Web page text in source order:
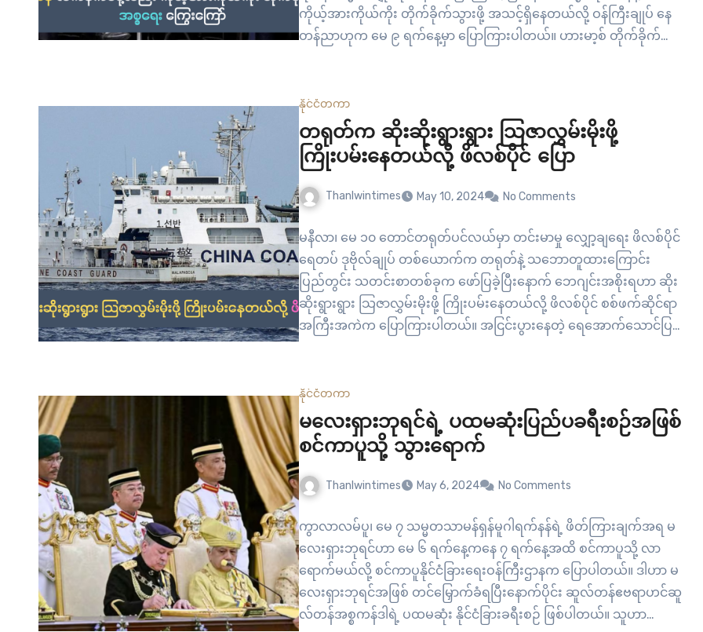
ကိုယ့်အားကိုယ်ကိုး တိုက်ခိုက်သွားဖို့ အသင့်ရှိနေတယ်လို့ ဝန်ကြီးချုပ် နေ
တန်ညာဟုက မေ ၉ ရက်နေ့မှာ ပြောကြားပါတယ်။ ဟားမာ့စ် တိုက်ခိုက်ရေး
နိုင်ငံတကာ
တရုတ်က ဆိုးဆိုးရွားရွား သြဇာလွှမ်းမိုးဖို့
ကြိုးပမ်းနေတယ်လို့ ဖိလစ်ပိုင် ပြော
Thanlwintimes May 10, 2024 No Comments
မနီလာ၊ မေ ၁၀ တောင်တရုတ်ပင်လယ်မှာ တင်းမာမှု လျှော့ချရေး ဖိလစ်ပိုင်
ရေတပ် ဒုဗိုလ်ချုပ် တစ်ယောက်က တရုတ်နဲ့ သဘောတူထားကြောင်း
ပြည်တွင်း သတင်းစာတစ်ခုက ဖော်ပြခဲ့ပြီးနောက် ဘေဂျင်းအစိုးရဟာ ဆိုး
ဆိုးရွားရွား သြဇာလွှမ်းမိုးဖို့ ကြိုးပမ်းနေတယ်လို့ ဖိလစ်ပိုင် စစ်ဖက်ဆိုင်ရာ
အကြီးအကဲက ပြောကြားပါတယ်။ အငြင်းပွားနေတဲ့ ရေအောက်သောင်ပြင်
နိုင်ငံတကာ
မလေးရှားဘုရင်ရဲ့ ပထမဆုံးပြည်ပခရီးစဉ်အဖြစ်
စင်ကာပူသို့ သွားရောက်
Thanlwintimes May 6, 2024 No Comments
ကွာလာလမ်ပူ၊ မေ ၇ သမ္မတသာမန်ရှန်မူဂါရက်နန်ရဲ့ ဖိတ်ကြားချက်အရ မ
လေးရှားဘုရင်ဟာ မေ ၆ ရက်နေ့ကနေ ၇ ရက်နေ့အထိ စင်ကာပူသို့ လာ
ရောက်မယ်လို့ စင်ကာပူနိုင်ငံခြားရေးဝန်ကြီးဌာနက ပြောပါတယ်။ ဒါဟာ မ
လေးရှားဘုရင်အဖြစ် တင်မြှောက်ခံရပြီးနောက်ပိုင်း ဆူလ်တန်ဧဗရာဟင်ဆူ
လ်တန်အစ္စကန်ဒါရဲ့ ပထမဆုံး နိုင်ငံခြားခရီးစဉ် ဖြစ်ပါတယ်။ သူဟာ